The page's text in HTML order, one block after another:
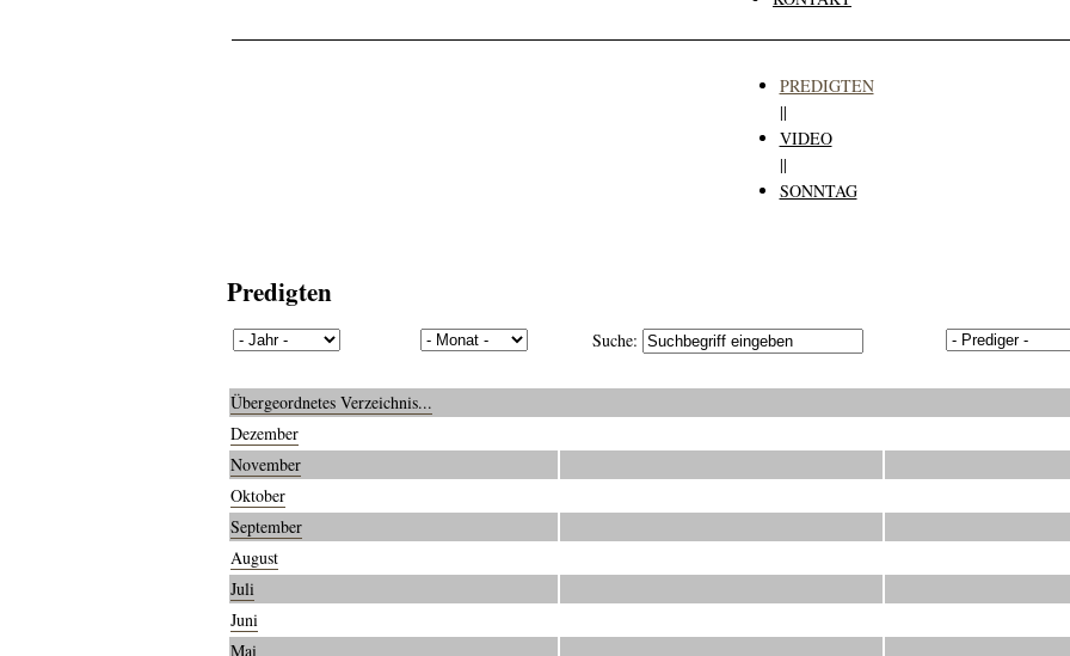
PREDIGTEN
||
VIDEO
||
SONNTAG
Predigten
Suche:
Übergeordnetes Verzeichnis...
Dezember
November
Oktober
September
August
Juli
Juni
Mai